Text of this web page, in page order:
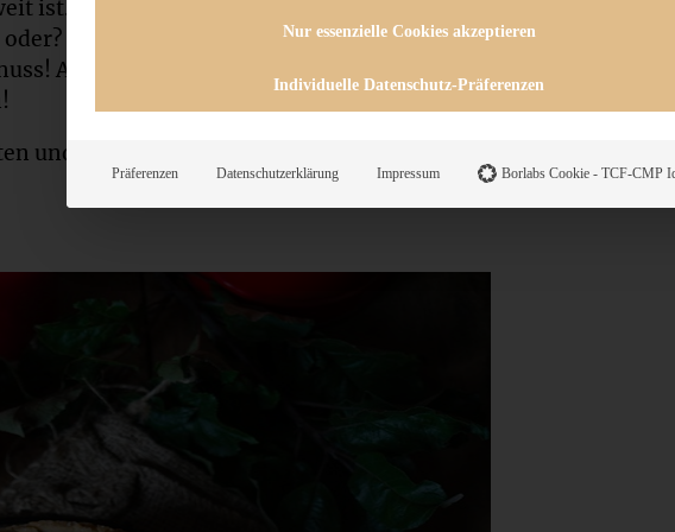
ist. Das ist einfach so ein Geruch aus der
In Verbindung mit einem Käsekuchen
Also, macht Euch in die Küche und dann
und habe schon ein Stück davon lauwarm
Nur essenzielle Cookies akzeptieren
Individuelle Datenschutz-Präferenzen
Präferenzen Datenschutzerklärung Impressum Borlabs Cookie - TCF-CMP